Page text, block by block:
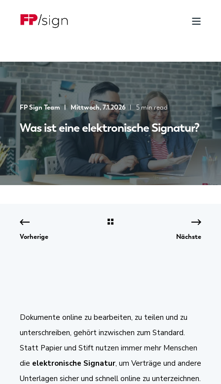
FP Sign Team Mittwoch, 7.1.2026 5 min read
Was ist eine elektronische Signatur?
Vorherige Nächste
Dokumente online zu bearbeiten, zu teilen und zu
unterschreiben, gehört inzwischen zum Standard.
Statt Papier und Stift nutzen immer mehr Menschen
die elektronische Signatur, um Verträge und andere
Unterlagen sicher und schnell online zu unterzeichnen.